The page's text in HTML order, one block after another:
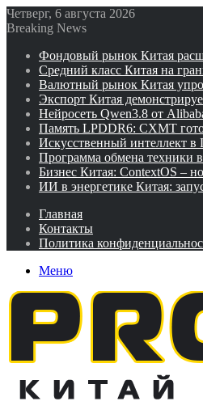
Четверг, 6 августа 2026
Breaking News
Фондовый рынок Китая
Средний класс Китая на
Валютный рынок Китая
Экспорт Китая
Нейросеть Qwen3.8 от
Память LPDDR6: CXMT
Искусственный интеллект
Программа обмена техники
Бизнес Китая: ContextOS –
ИИ в энергетике Китая:
Главная
Контакты
Политика
Меню